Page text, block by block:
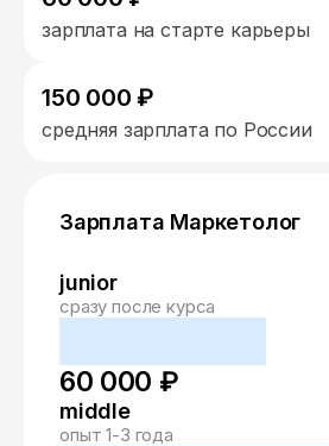
зарплата на старте карьеры
150 000 ₽
средняя зарплата по России
Зарплата Маркетолог
junior
сразу после курса
60 000 ₽
middle
опыт 1-3 года